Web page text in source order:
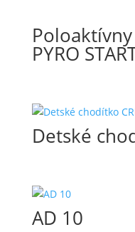
PYRO
Detské
AD 10